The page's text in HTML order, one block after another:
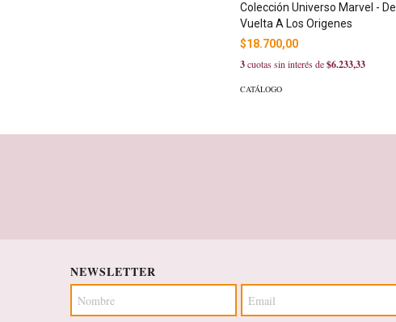
Colección Universo Marvel - De
Vuelta A Los Origenes
$18.700,00
3cuotas sin interés de$6.233,33
CATÁLOGO
NEWSLETTER